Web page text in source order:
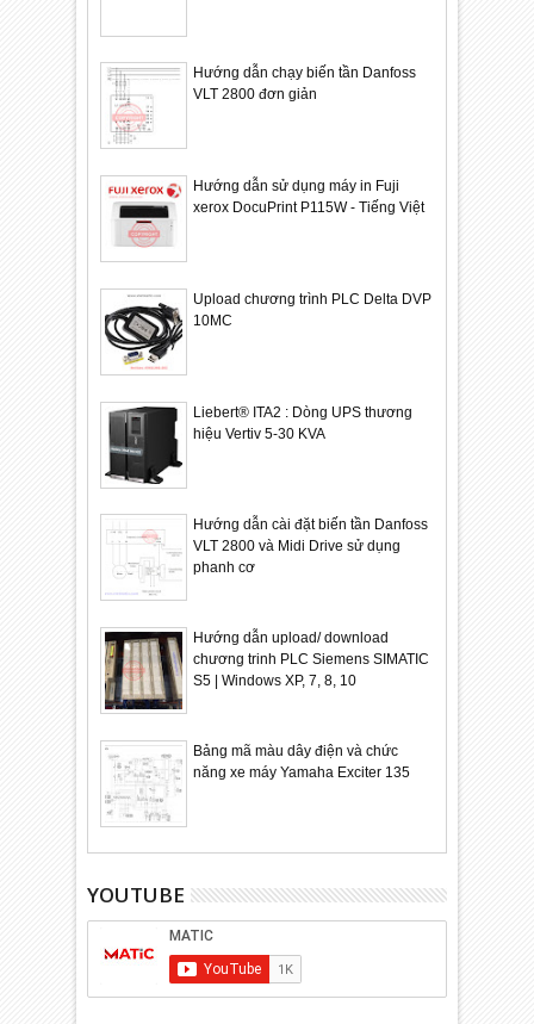
Hướng dẫn chạy biến tần Danfoss
VLT 2800 đơn giản
Hướng dẫn sử dụng máy in Fuji
xerox DocuPrint P115W - Tiếng Việt
Upload chương trình PLC Delta DVP
10MC
Liebert® ITA2 : Dòng UPS thương
hiệu Vertiv 5-30 KVA
Hướng dẫn cài đặt biến tần Danfoss
VLT 2800 và Midi Drive sử dụng
phanh cơ
Hướng dẫn upload/ download
chương trinh PLC Siemens SIMATIC
S5 | Windows XP, 7, 8, 10
Bảng mã màu dây điện và chức
năng xe máy Yamaha Exciter 135
YOUTUBE